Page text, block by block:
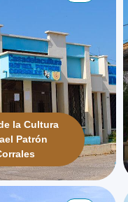
la Cultura
Patrón